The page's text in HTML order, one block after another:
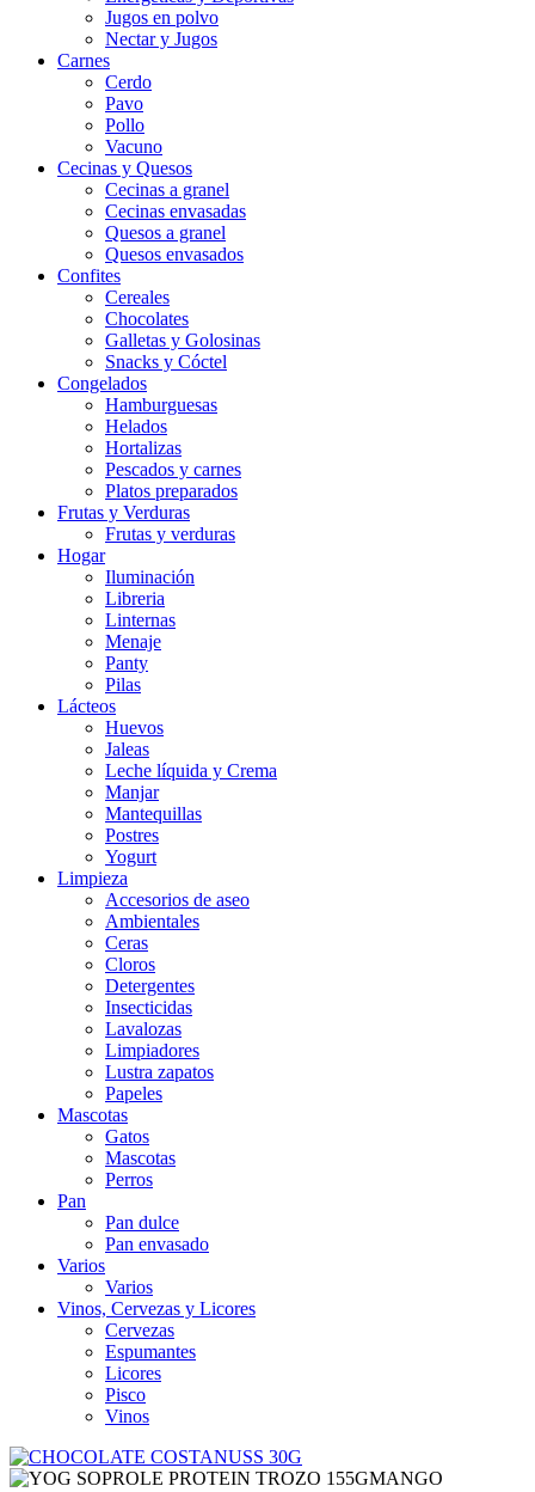
Jugos en polvo
Nectar y Jugos
Carnes
Cerdo
Pavo
Pollo
Vacuno
Cecinas y Quesos
Cecinas a granel
Cecinas envasadas
Quesos a granel
Quesos envasados
Confites
Cereales
Chocolates
Galletas y Golosinas
Snacks y Cóctel
Congelados
Hamburguesas
Helados
Hortalizas
Pescados y carnes
Platos preparados
Frutas y Verduras
Frutas y verduras
Hogar
Iluminación
Libreria
Linternas
Menaje
Panty
Pilas
Lácteos
Huevos
Jaleas
Leche líquida y Crema
Manjar
Mantequillas
Postres
Yogurt
Limpieza
Accesorios de aseo
Ambientales
Ceras
Cloros
Detergentes
Insecticidas
Lavalozas
Limpiadores
Lustra zapatos
Papeles
Mascotas
Gatos
Mascotas
Perros
Pan
Pan dulce
Pan envasado
Varios
Varios
Vinos, Cervezas y Licores
Cervezas
Espumantes
Licores
Pisco
Vinos